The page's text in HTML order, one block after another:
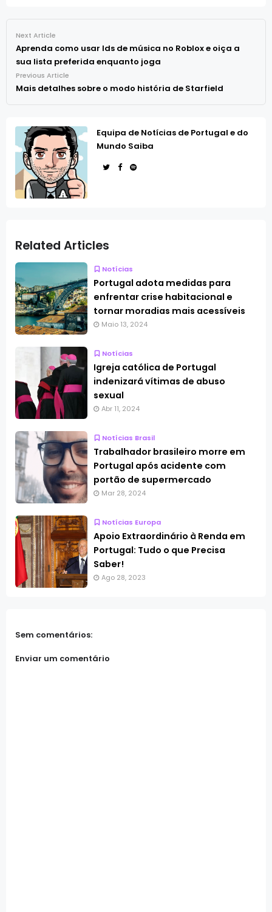
Next Article
Aprenda como usar Ids de música no Roblox e oiça a
sua lista preferida enquanto joga
Previous Article
Mais detalhes sobre o modo história de Starfield
Equipa de Notícias de Portugal e do
Mundo Saiba
Related Articles
Notícias
Portugal adota medidas para
enfrentar crise habitacional e
tornar moradias mais acessíveis
Maio 13, 2024
Notícias
Igreja católica de Portugal
indenizará vítimas de abuso
sexual
Abr 11, 2024
Notícias Brasil
Trabalhador brasileiro morre em
Portugal após acidente com
portão de supermercado
Mar 28, 2024
Notícias Europa
Apoio Extraordinário à Renda em
Portugal: Tudo o que Precisa
Saber!
Ago 28, 2023
Sem comentários:
Enviar um comentário